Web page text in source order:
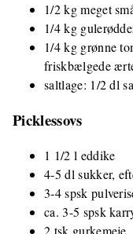
1/2 kg meget
1/4 kg
1/4 kg grønne
friskbælgede
saltlage: 1/2 dl
Picklessovs
1 1/2 l eddike
4-5 dl sukker,
3-4 spsk
ca. 3-5 spsk
2 tsk gurkemeje